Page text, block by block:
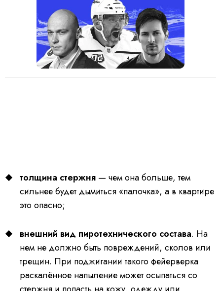
толщина стержня — чем она больше, тем
сильнее будет дымиться «палочка», а в квартире
это опасно;
внешний вид пиротехнического состава. На
нем не должно быть повреждений, сколов или
трещин. При поджигании такого фейерверка
раскалённое напыление может осыпаться со